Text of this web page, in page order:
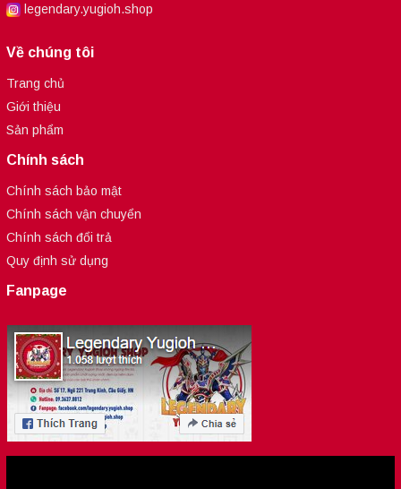
legendary.yugioh.shop
Về chúng tôi
Trang chủ
Giới thiệu
Sản phẩm
Chính sách
Chính sách bảo mật
Chính sách vận chuyển
Chính sách đổi trả
Quy định sử dụng
Fanpage